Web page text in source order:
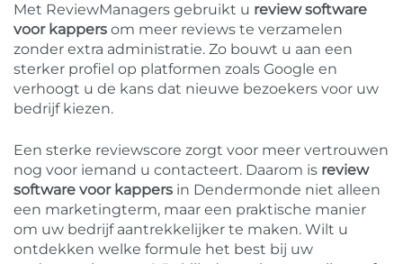
Met ReviewManagers gebruikt u review software
voor kappers om meer reviews te verzamelen
zonder extra administratie. Zo bouwt u aan een
sterker profiel op platformen zoals Google en
verhoogt u de kans dat nieuwe bezoekers voor uw
bedrijf kiezen.
Een sterke reviewscore zorgt voor meer vertrouwen
nog voor iemand u contacteert. Daarom is review
software voor kappers in Dendermonde niet alleen
een marketingterm, maar een praktische manier
om uw bedrijf aantrekkelijker te maken. Wilt u
ontdekken welke formule het best bij uw